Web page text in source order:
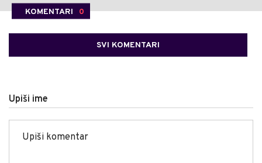
KOMENTARI 0
SVI KOMENTARI
Upiši ime